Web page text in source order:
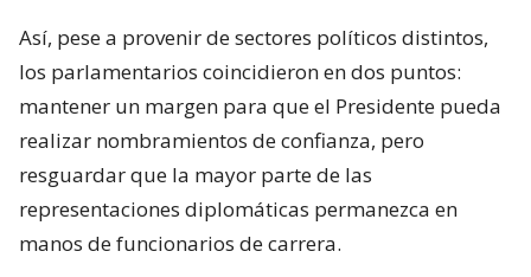
Así, pese a provenir de sectores políticos distintos,
los parlamentarios coincidieron en dos puntos:
mantener un margen para que el Presidente pueda
realizar nombramientos de confianza, pero
resguardar que la mayor parte de las
representaciones diplomáticas permanezca en
manos de funcionarios de carrera.